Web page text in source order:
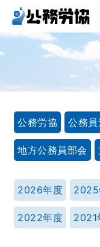
公務労協 公務
地方公務員部会
2026年度 2025
2022年度 2021